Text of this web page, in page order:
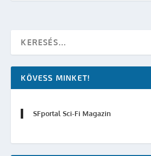
KÖVESS MINKET!
SFportal Sci-Fi Magazin